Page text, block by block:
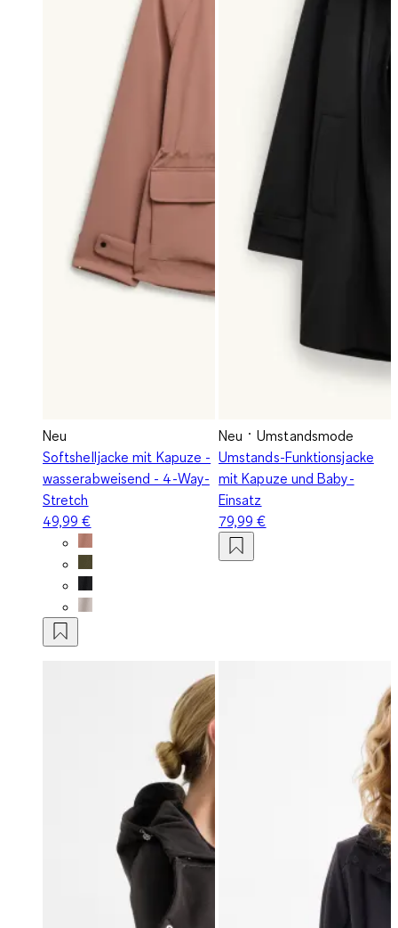
Neu
Softshelljacke mit Kapuze -
wasserabweisend - 4-Way-
Stretch
49,99 €
Neu
Umstandsmode
Umstands-Funktionsjacke
mit Kapuze und Baby-
Einsatz
79,99 €